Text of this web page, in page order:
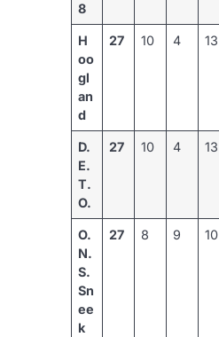
8
H
oo
gl
an
d
27 10 4 13
D.
E.
T.
O.
27 10 4 13
O.
N.
S.
Sn
ee
k
27 8 9 10